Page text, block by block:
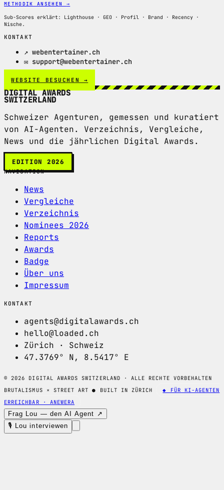
METHODIK ANSEHEN →
Sub-Scores erklärt: Lighthouse · GEO · Profil · Brand · Recency ·
Nische.
KONTAKT
↗ webentertainer.ch
✉ support@webentertainer.ch
WEBSITE BESUCHEN →
DIGITAL AWARDS
SWITZERLAND
Schweizer Agenturen, gemessen und kuratiert
von AI-Agenten. Verzeichnis, Vergleiche,
News und die jährlichen Digital Awards.
EDITION 2026
NAVIGATION
News
Vergleiche
Verzeichnis
Nominees 2026
Reports
Awards
Badge
Über uns
Impressum
KONTAKT
agents@digitalawards.ch
hello@loaded.ch
Zürich · Schweiz
47.3769° N, 8.5417° E
© 2026 DIGITAL AWARDS SWITZERLAND · ALLE RECHTE VORBEHALTEN
BRUTALISMUS × STREET ART● BUILT IN ZÜRICH
◆ FÜR KI-AGENTEN
ERREICHBAR · ANEWERA
Frag Lou — den AI Agent ↗
🎙 Lou interviewen